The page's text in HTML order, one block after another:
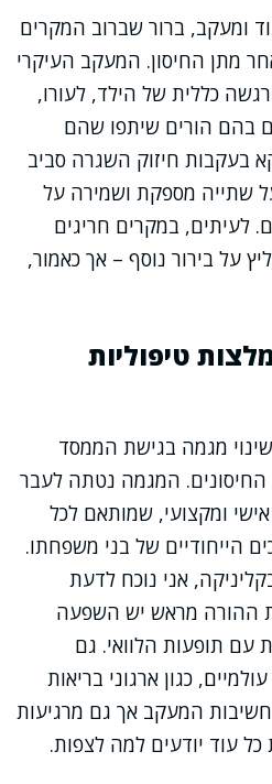
ומעקב, ברור שברוב המקרים
מתן החיסון. המעקב העיקרי
כללית של הילד, לעורו,
בהם הורים שיתפו שהם
בעקבות חיזוק השגרה סביב
מספקת ושמירה על
לעיתים, במקרים חריגים
על בירור נוסף – אך כאמור,
טיפוליות
מגמה בגישת הממסד
החיסונים. המגמה נטתה לעבר
ומקצועי, שמותאם לכל
הייחודיים של בני משפחתו.
אני נוכח לדעת
ההורה מראש יש השפעה
עם תופעות הלוואי. גם
כגון ארגוני בריאות
חשיבות המעקב אך גם מרגיעות
עוד יודעים למה לצפות.